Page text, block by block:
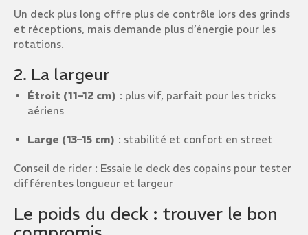
Un deck plus long offre plus de contrôle lors des grinds
et réceptions, mais demande plus d’énergie pour les
rotations.
2. La largeur
Étroit (11–12 cm) : plus vif, parfait pour les tricks
aériens
Large (13–15 cm) : stabilité et confort en street
Conseil de rider : Essaie le deck des copains pour tester
différentes longueur et largeur
Le poids du deck : trouver le bon